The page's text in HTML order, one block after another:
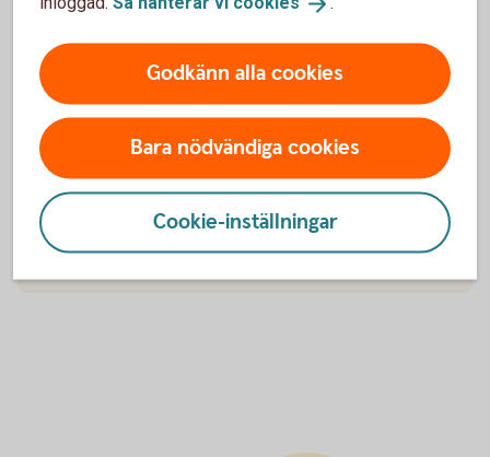
Kan jag kontrollera avgiften för ett kortköp som
gjorts tidigare?
Ingår alla avgifter i kostnaden för en
transaktion?
Kan avgiften skilja sig från när jag räknar ut i
kalkylatorn tills att transaktionen debiteras mitt
Godkänn alla cookies
Bara nödvändiga cookies
Cookie-inställningar